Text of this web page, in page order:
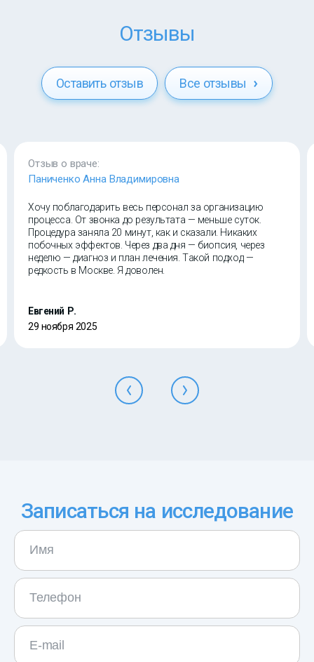
Отзывы
Оставить отзыв Все отзывы
Отзыв о враче:
Паниченко Анна Владимировна
Хочу поблагодарить весь персонал за организацию
процесса. От звонка до результата — меньше суток.
Процедура заняла 20 минут, как и сказали. Никаких
побочных эффектов. Через два дня — биопсия, через
неделю — диагноз и план лечения. Такой подход —
редкость в Москве. Я доволен.
Евгений Р.
29 ноября 2025
Записаться на исследование